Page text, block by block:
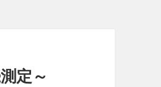
定～